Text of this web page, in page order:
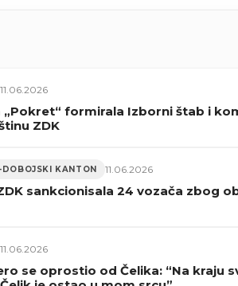
11.06.2026
„Pokret“ formirala Izborni štab i
ZDK
DOBOJSKI KANTON 11.06.2026
sankcionisala 24 vozača zbog
11.06.2026
se oprostio od Čelika: “Na kraju